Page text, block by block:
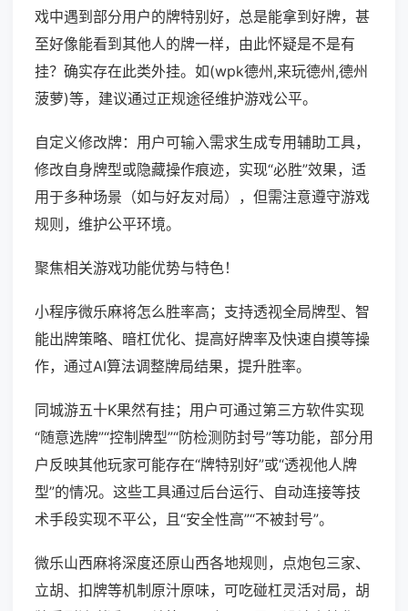
戏中遇到部分用户的牌特别好，总是能拿到好牌，甚
至好像能看到其他人的牌一样，由此怀疑是不是有
挂？确实存在此类外挂。如(wpk德州,来玩德州,德州
菠萝)等，建议通过正规途径维护游戏公平。
自定义修改牌：用户可输入需求生成专用辅助工具，
修改自身牌型或隐藏操作痕迹，实现“必胜”效果，适
用于多种场景（如与好友对局），但需注意遵守游戏
规则，维护公平环境。
聚焦相关游戏功能优势与特色！
小程序微乐麻将怎么胜率高；支持透视全局牌型、智
能出牌策略、暗杠优化、提高好牌率及快速自摸等操
作，通过AI算法调整牌局结果，提升胜率。
同城游五十K果然有挂；用户可通过第三方软件实现
“随意选牌”“控制牌型”“防检测防封号”等功能，部分用
户反映其他玩家可能存在“牌特别好”或“透视他人牌
型”的情况。这些工具通过后台运行、自动连接等技
术手段实现不平公，且“安全性高”“不被封号”。
微乐山西麻将深度还原山西各地规则，点炮包三家、
立胡、扣牌等机制原汁原味，可吃碰杠灵活对局，胡